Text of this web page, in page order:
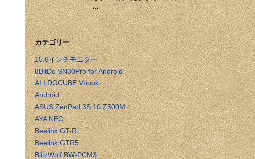
…
カテゴリー
15.6インチモニター
8BitDo SN30Pro for Android
ALLDOCUBE Vbook
Android
ASUS ZenPad 3S 10 Z500M
AYA NEO
Beelink GT-R
Beelink GTR5
BlitzWolf BW-PCM3